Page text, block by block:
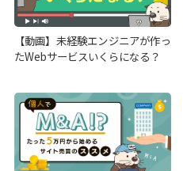
【動画】未経験エンジニアが作っ
たWebサービスいくらになる？